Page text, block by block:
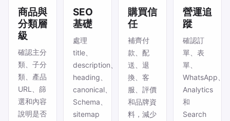
商品與
分類層
級
確認主分
類、子分
類、產品
URL、篩
選和內容
說明是否
SEO
基礎
處理
title、
description、
heading、
canonical、
Schema、
sitemap
購買信
任
補齊付
款、配
送、退
換、客
服、評價
和品牌資
料，減少
營運追
蹤
確認訂
單、表
單、
WhatsApp、
Analytics
和
Search